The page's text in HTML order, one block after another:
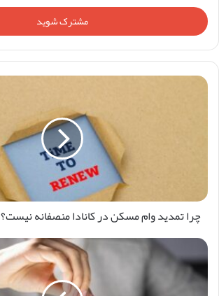
خود
را
وارد
کنید
چرا تمدید وام مسکن در کانادا منصفانه نیست؟